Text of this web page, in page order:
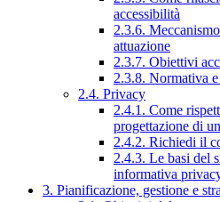
accessibilità
2.3.6.
attuazione
2.3.7. Obiettivi
2.3.8. Normativa
2.4. Privacy
2.4.1. Come
progettazione di
2.4.2. Richiedi il
2.4.3. Le basi del
informativa
3. Pianificazione, gestione e